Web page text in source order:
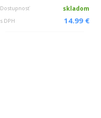
Dostupnosť skladom
s DPH 14.99 €